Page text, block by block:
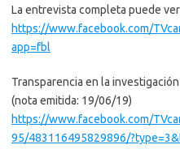
La entrevista completa puede
https://www.facebook.com/
app=fbl
Transparencia en la
(nota emitida: 19/06/19)
https://www.facebook.com/
95/483116495829896/